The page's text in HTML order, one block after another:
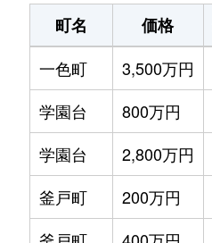
町名 価格
一色町
3,500万円
学園台
800万円
学園台
2,800万円
釜戸町
200万円